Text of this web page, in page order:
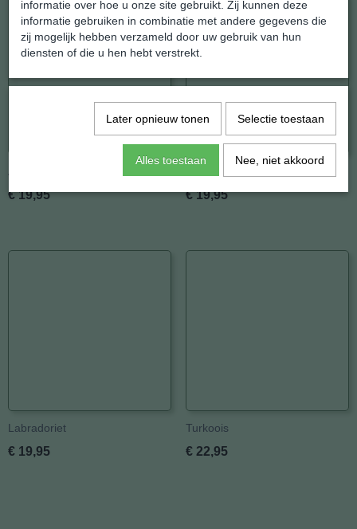
€ 19,95 € 19,95
Labradoriet
€ 19,95
Turkoois
€ 22,95
informatie over hoe u onze site gebruikt. Zij kunnen deze
informatie gebruiken in combinatie met andere gegevens die
zij mogelijk hebben verzameld door uw gebruik van hun
diensten of die u hen hebt verstrekt.
Later opnieuw tonen Selectie toestaan
Alles toestaan Nee, niet akkoord